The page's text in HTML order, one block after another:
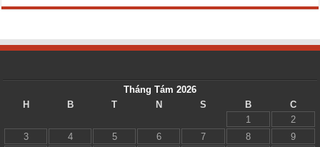
Tháng Tám 2026
H
B T N S B
C
1
2
3
4 5 6 7 8
9